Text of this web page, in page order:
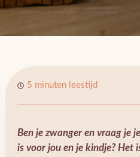
5 minuten leestijd
Ben je zwanger en vraag je
is voor jou en je kindje? Het